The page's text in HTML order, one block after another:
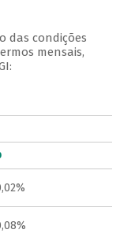
das condições
mensais,